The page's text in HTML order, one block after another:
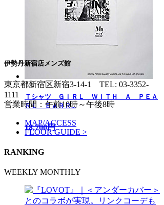
Ｔシャツ ＧＩＲＬ ＷＩＴＨ Ａ ＰＥＡ
ＲＬ ＥＡＲＲ...
18,700円
伊勢丹新宿店メンズ館
東京都新宿区新宿3-14-1 TEL: 03-3352-
1111
営業時間：午前10時～午後8時
MAP/ACCESS
FLOOR GUIDE >
RANKING
WEEKLY MONTHLY